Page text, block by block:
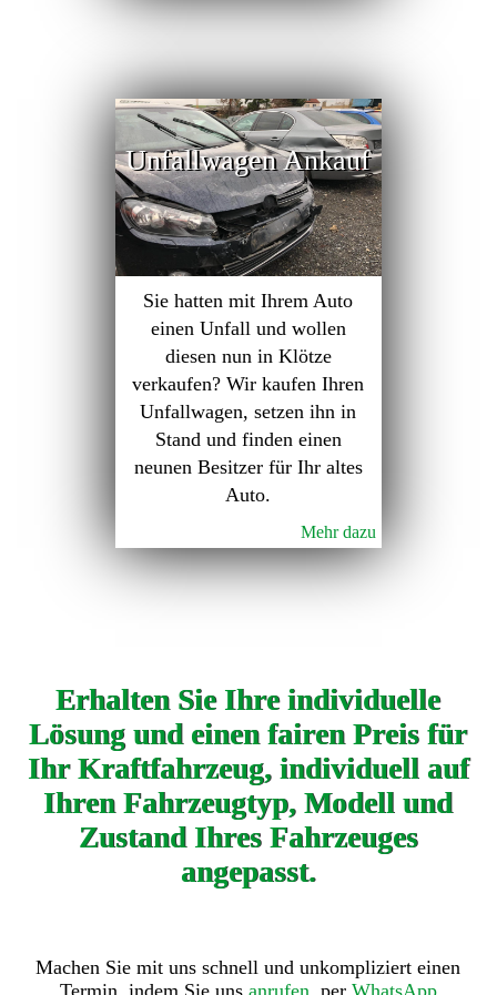
Unfallwagen Ankauf
Sie hatten mit Ihrem Auto
einen Unfall und wollen
diesen nun in Klötze
verkaufen? Wir kaufen Ihren
Unfallwagen, setzen ihn in
Stand und finden einen
neunen Besitzer für Ihr altes
Auto.
Mehr dazu
Erhalten Sie Ihre individuelle
Lösung und einen fairen Preis für
Ihr Kraftfahrzeug, individuell auf
Ihren Fahrzeugtyp, Modell und
Zustand Ihres Fahrzeuges
angepasst.
Machen Sie mit uns schnell und unkompliziert einen